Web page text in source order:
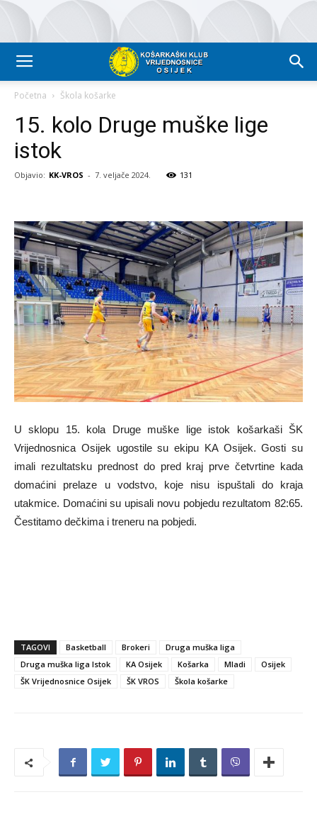
Početna Škola košarke
15. kolo Druge muške lige
istok
Objavio: KK-VROS - 7. veljače 2024. 131
U sklopu 15. kola Druge muške lige istok košarkaši ŠK
Vrijednosnica Osijek ugostile su ekipu KA Osijek. Gosti su
imali rezultatsku prednost do pred kraj prve četvrtine kada
domaćini prelaze u vodstvo, koje nisu ispuštali do kraja
utakmice. Domaćini su upisali novu pobjedu rezultatom 82:65.
Čestitamo dečkima i treneru na pobjedi.
TAGOVI Basketball Brokeri
Druga muška liga
Druga muška liga Istok
KA Osijek Košarka Mladi
Osijek
ŠK Vrijednosnice Osijek
ŠK VROS Škola košarke